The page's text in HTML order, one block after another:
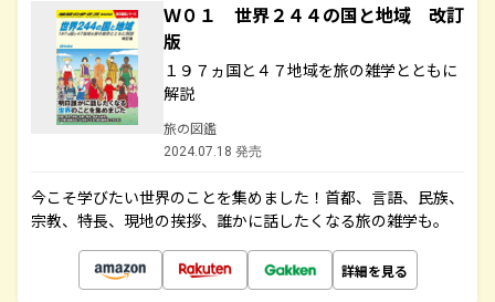
Ｗ０１ 世界２４４の国と地域 改訂
版
１９７ヵ国と４７地域を旅の雑学とともに
解説
旅の図鑑
2024.07.18 発売
今こそ学びたい世界のことを集めました！首都、言語、民族、
宗教、特長、現地の挨拶、誰かに話したくなる旅の雑学も。
詳細を見る